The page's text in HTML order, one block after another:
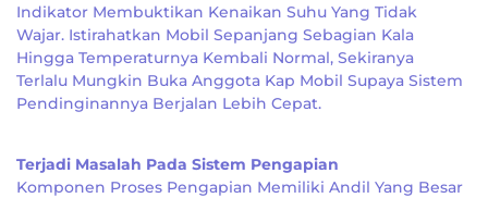
Indikator Membuktikan Kenaikan Suhu Yang Tidak
Wajar. Istirahatkan Mobil Sepanjang Sebagian Kala
Hingga Temperaturnya Kembali Normal, Sekiranya
Terlalu Mungkin Buka Anggota Kap Mobil Supaya Sistem
Pendinginannya Berjalan Lebih Cepat.
Terjadi Masalah Pada Sistem Pengapian
Komponen Proses Pengapian Memiliki Andil Yang Besar